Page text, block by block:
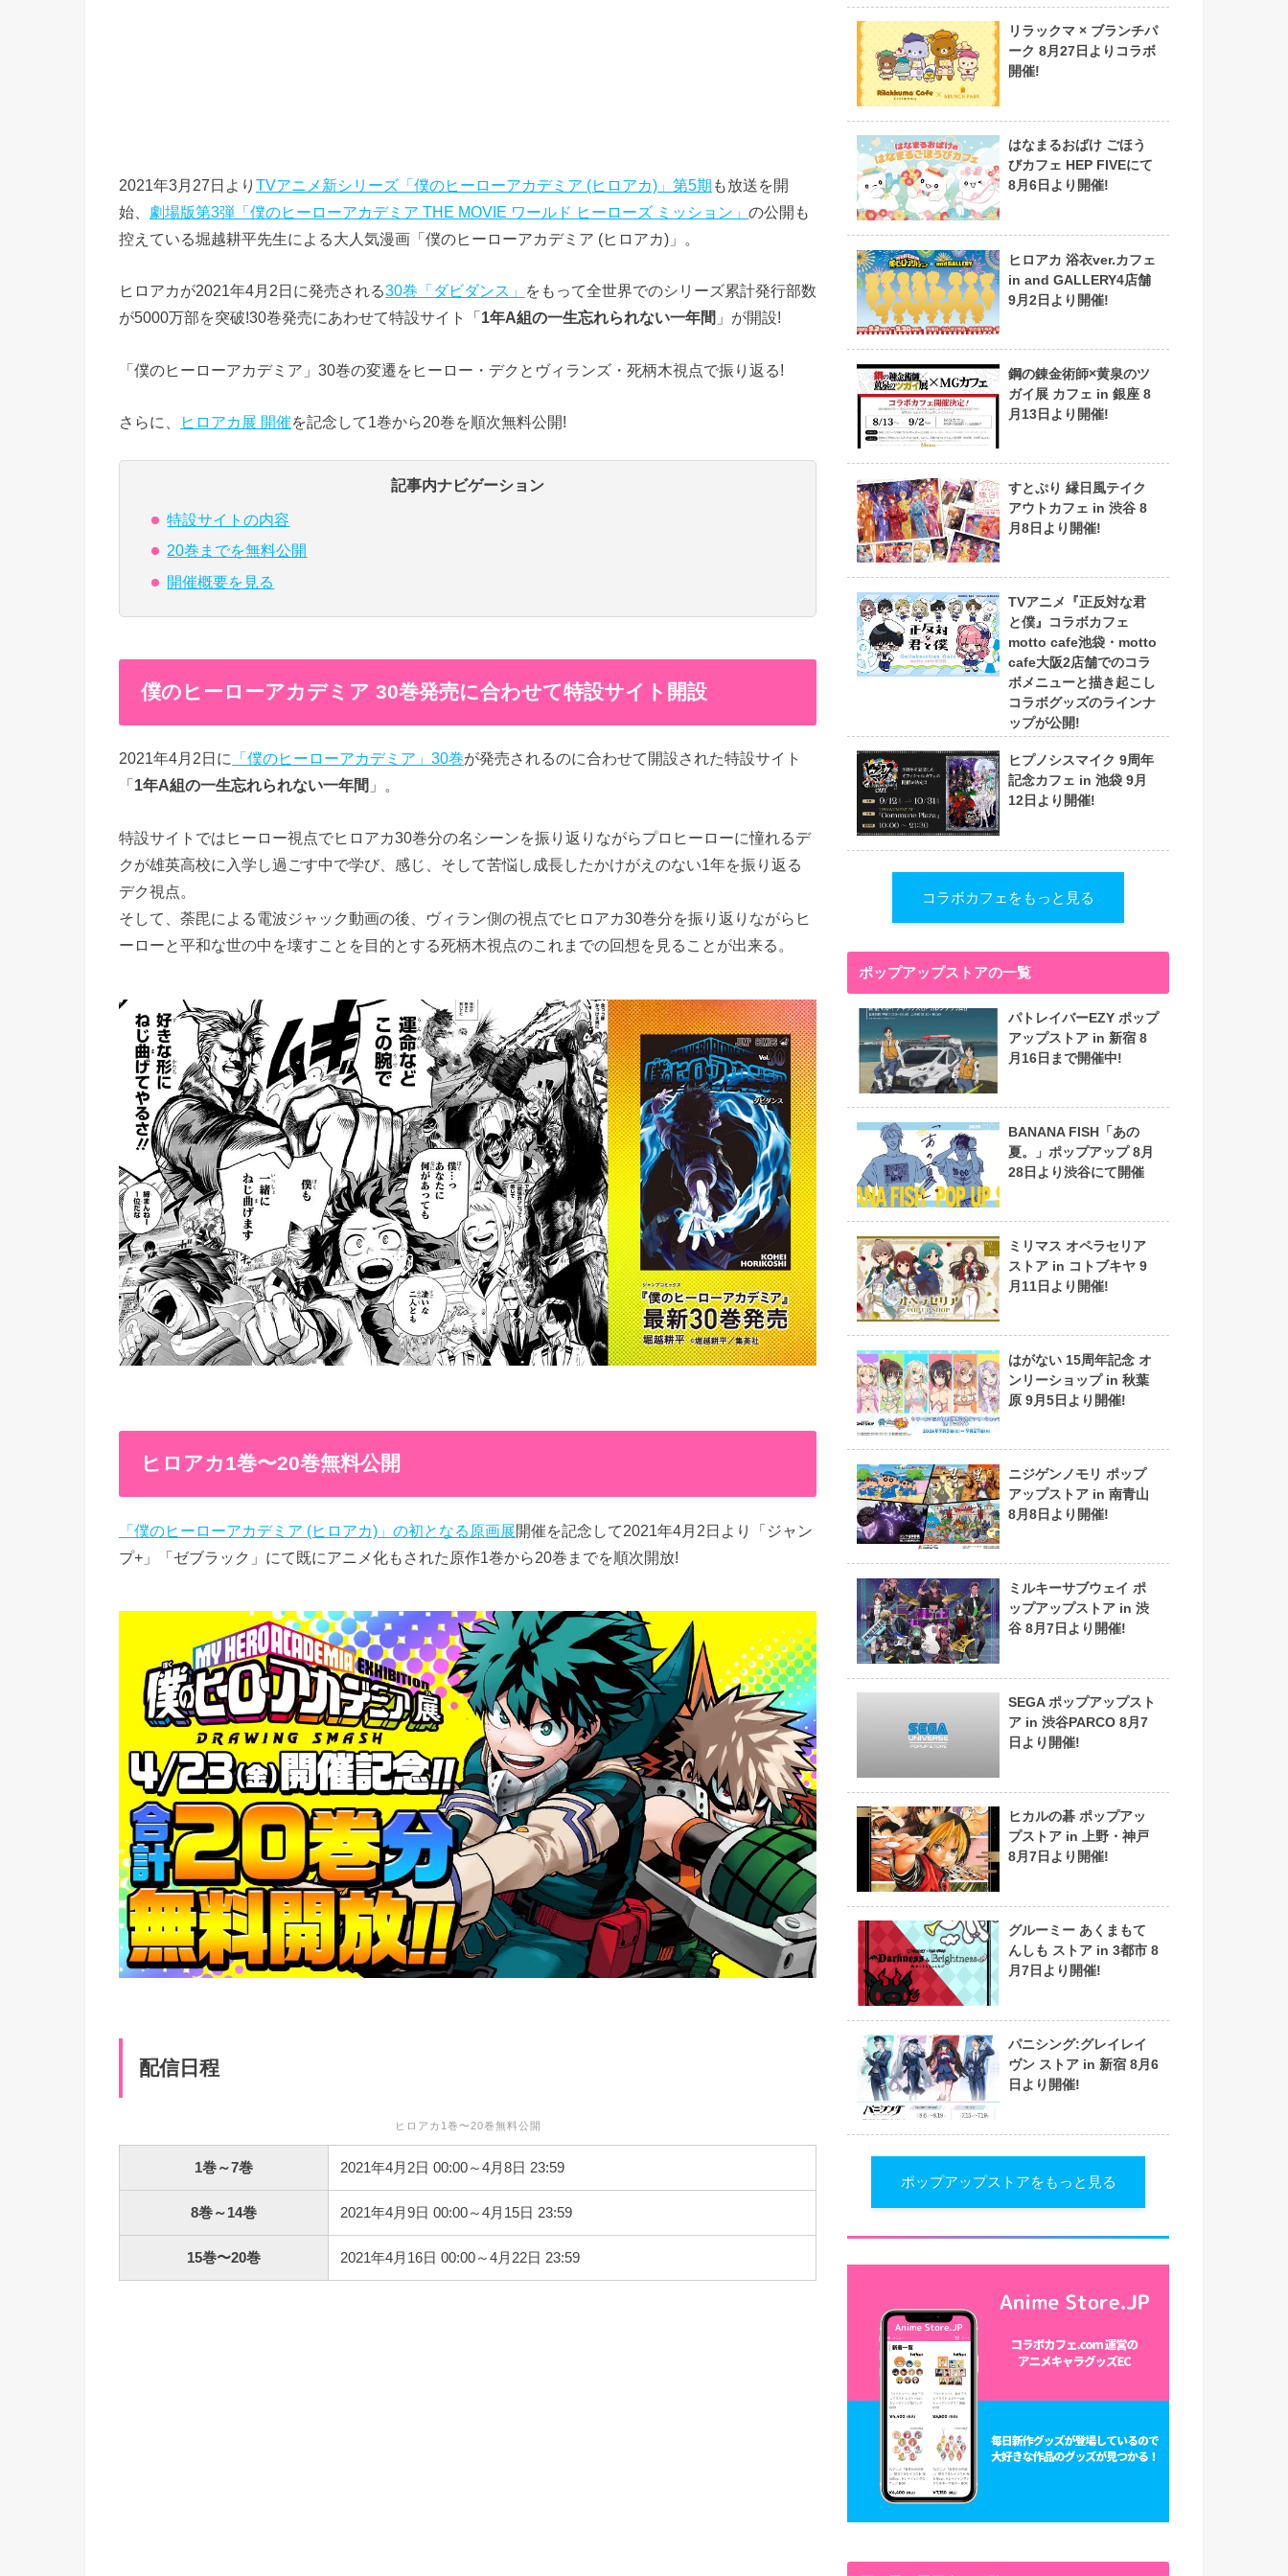
2021年3月27日より TVアニメ新シリーズ「僕のヒーローアカデミア (ヒロアカ)」第5期 も放送を開
始、 劇場版第3弾「僕のヒーローアカデミア THE MOVIE ワールド ヒーローズ ミッション」 の公開も
控えている堀越耕平先生による大人気漫画「僕のヒーローアカデミア (ヒロアカ)」。
ヒロアカが2021年4月2日に発売される30巻「ダビダンス」
をもって全世界でのシリーズ累計発行部数
が5000万部を突破!30巻発売にあわせて特設サイト「1年A組の一生忘れられない一年間 」が開設!
「僕のヒーローアカデミア」30巻の変遷をヒーロー・デクとヴィランズ・死柄木視点で振り返る!
さらに、 ヒロアカ展 開催を記念して1巻から20巻を順次無料公開!
記事内ナビゲーション
特設サイトの内容
20巻までを無料公開
開催概要を見る
僕のヒーローアカデミア 30巻発売に合わせて特設サイト開設
2021年4月2日に 「僕のヒーローアカデミア」30巻が発売されるのに合わせて開設された特設サイト
「 1年A組の一生忘れられない一年間 」。
特設サイトではヒーロー視点でヒロアカ30巻分の名シーンを振り返りながらプロヒーローに憧れるデ
クが雄英高校に入学し過ごす中で学び、感じ、そして苦悩し成長したかけがえのない1年を振り返る
デク視点。
そして、荼毘による電波ジャック動画の後、ヴィラン側の視点でヒロアカ30巻分を振り返りながらヒ
ーローと平和な世の中を壊すことを目的とする死柄木視点のこれまでの回想を見ることが出来る。
ヒロアカ1巻〜20巻無料公開
「僕のヒーローアカデミア (ヒロアカ)」の初となる原画展開催を記念して2021年4月2日より「ジャン
プ+」「ゼブラック」にて既にアニメ化もされた原作1巻から20巻までを順次開放!
配信日程
ヒロアカ1巻〜20巻無料公開
1巻～7巻 2021年4月2日 00:00～4月8日 23:59
8巻～14巻 2021年4月9日 00:00～4月15日 23:59
15巻〜20巻 2021年4月16日 00:00～4月22日 23:59
リラックマ × ブランチパ
ーク 8月27日よりコラボ
開催!
はなまるおばけ ごほう
びカフェ HEP FIVEにて
8月6日より開催!
ヒロアカ 浴衣ver.カフェ
in and GALLERY4店舗
9月2日より開催!
鋼の錬金術師×黄泉のツ
ガイ展 カフェ in 銀座 8
月13日より開催!
すとぷり 縁日風テイク
アウトカフェ in 渋谷 8
月8日より開催!
TVアニメ『正反対な君
と僕』コラボカフェ
motto cafe池袋・motto
cafe大阪2店舗でのコラ
ボメニューと描き起こし
コラボグッズのラインナ
ップが公開!
ヒプノシスマイク 9周年
記念カフェ in 池袋 9月
12日より開催!
コラボカフェをもっと見る
ポップアップストアの一覧
パトレイバーEZY ポップ
アップストア in 新宿 8
月16日まで開催中!
BANANA FISH「あの
夏。」ポップアップ 8月
28日より渋谷にて開催
ミリマス オペラセリア
ストア in コトブキヤ 9
月11日より開催!
はがない 15周年記念 オ
ンリーショップ in 秋葉
原 9月5日より開催!
ニジゲンノモリ ポップ
アップストア in 南青山
8月8日より開催!
ミルキーサブウェイ ポ
ップアップストア in 渋
谷 8月7日より開催!
SEGA ポップアップスト
ア in 渋谷PARCO 8月7
日より開催!
ヒカルの碁 ポップアッ
プストア in 上野・神戸
8月7日より開催!
グルーミー あくまもて
んしも ストア in 3都市 8
月7日より開催!
パニシング:グレイレイ
ヴン ストア in 新宿 8月6
日より開催!
ポップアップストアをもっと見る